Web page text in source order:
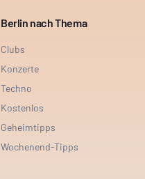
Berlin nach Thema
Clubs
Konzerte
Techno
Kostenlos
Geheimtipps
Wochenend-Tipps